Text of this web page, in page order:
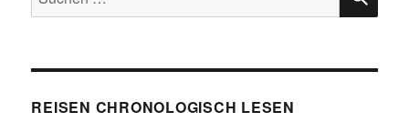
nach:
REISEN CHRONOLOGISCH LESEN